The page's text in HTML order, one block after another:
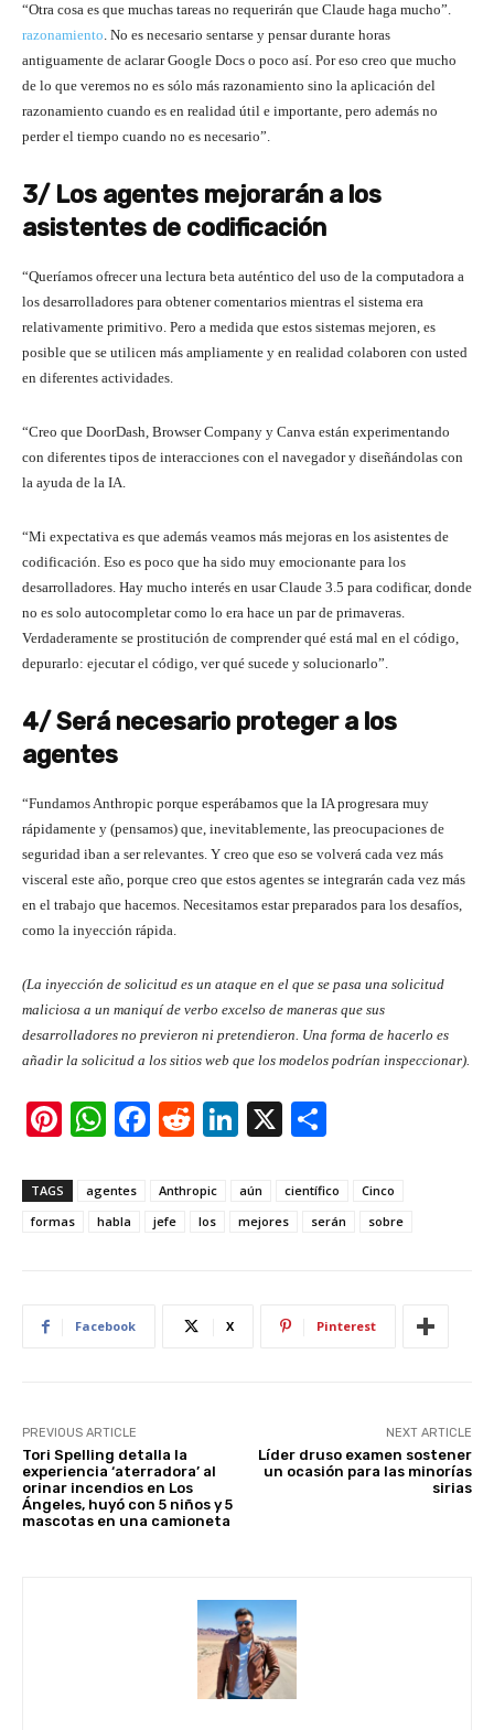
“Otra cosa es que muchas tareas no requerirán que Claude haga mucho”.
razonamiento. No es necesario sentarse y pensar durante horas
antiguamente de aclarar Google Docs o poco así. Por eso creo que mucho
de lo que veremos no es sólo más razonamiento sino la aplicación del
razonamiento cuando es en realidad útil e importante, pero además no
perder el tiempo cuando no es necesario”.
3/ Los agentes mejorarán a los
asistentes de codificación
“Queríamos ofrecer una lectura beta auténtico del uso de la computadora a
los desarrolladores para obtener comentarios mientras el sistema era
relativamente primitivo. Pero a medida que estos sistemas mejoren, es
posible que se utilicen más ampliamente y en realidad colaboren con usted
en diferentes actividades.
“Creo que DoorDash, Browser Company y Canva están experimentando
con diferentes tipos de interacciones con el navegador y diseñándolas con
la ayuda de la IA.
“Mi expectativa es que además veamos más mejoras en los asistentes de
codificación. Eso es poco que ha sido muy emocionante para los
desarrolladores. Hay mucho interés en usar Claude 3.5 para codificar, donde
no es solo autocompletar como lo era hace un par de primaveras.
Verdaderamente se prostitución de comprender qué está mal en el código,
depurarlo: ejecutar el código, ver qué sucede y solucionarlo”.
4/ Será necesario proteger a los
agentes
“Fundamos Anthropic porque esperábamos que la IA progresara muy
rápidamente y (pensamos) que, inevitablemente, las preocupaciones de
seguridad iban a ser relevantes. Y creo que eso se volverá cada vez más
visceral este año, porque creo que estos agentes se integrarán cada vez más
en el trabajo que hacemos. Necesitamos estar preparados para los desafíos,
como la inyección rápida.
(La inyección de solicitud es un ataque en el que se pasa una solicitud
maliciosa a un maniquí de verbo excelso de maneras que sus
desarrolladores no previeron ni pretendieron. Una forma de hacerlo es
añadir la solicitud a los sitios web que los modelos podrían inspeccionar).
Pi
er
e
W
at
s
p
F
c
e
R
d
di
Li
k
e
X
ar
e
TAGS agentes Anthropic aún científico
Cinco
formas
habla jefe los mejores serán sobre
Facebook X Pinterest
PREVIOUS ARTICLE
Tori Spelling detalla la
experiencia ‘aterradora’ al
orinar incendios en Los
Ángeles, huyó con 5 niños y 5
mascotas en una camioneta
NEXT ARTICLE
Líder druso examen sostener
un ocasión para las minorías
sirias